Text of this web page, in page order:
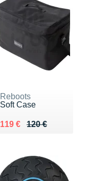
Reboots
Soft Case
120 €
Au lieu de 120 €
119 €
Vendu 119 €